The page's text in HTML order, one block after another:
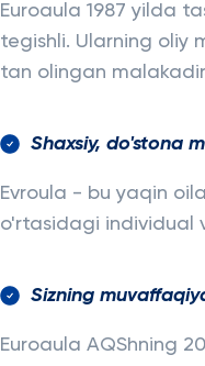
Euroaula 1987 yilda
tegishli. Ularning oliy
tan olingan
Shaxsiy, do'stona
Evroula - bu yaqin
o'rtasidagi individual
Sizning
Euroaula AQShning